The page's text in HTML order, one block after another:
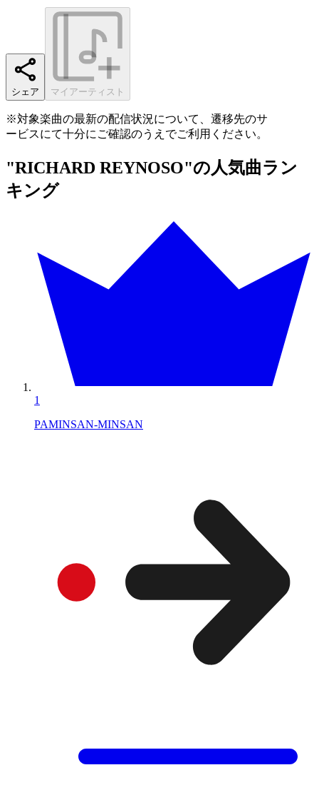
シェア マイアーティスト
※対象楽曲の最新の配信状況について、遷移先のサ
ービスにて十分にご確認のうえでご利用ください。
"RICHARD REYNOSO"の人気曲ラン
キング
1
PAMINSAN-MINSAN